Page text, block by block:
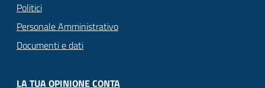
Politici
Personale Amministrativo
Documenti e dati
LA TUA OPINIONE CONTA